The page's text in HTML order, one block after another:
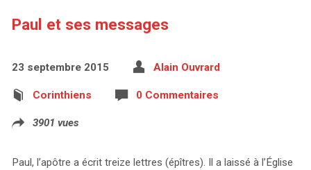
Paul et ses messages
23 septembre 2015 Alain Ouvrard
Corinthiens 0 Commentaires
3901 vues
Paul, l’apôtre a écrit treize lettres (épîtres). Il a laissé à l’Église